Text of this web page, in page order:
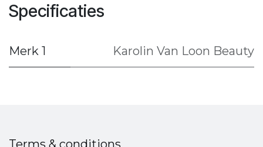
Specificaties
Merk 1 Karolin Van Loon Beauty
Terms & conditions